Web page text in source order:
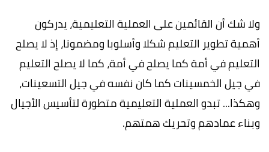
ولا شك أن القائمين على العملية التعليمية، يدركون
أهمية تطوير التعليم شكلا وأسلوبا ومضمونا، إذ لا يصلح
التعليم في أمة كما يصلح في أمة، كما لا يصلح التعليم
في جيل الخمسينات كما كان نفسه في جيل التسعينات،
وهكذا... تبدو العملية التعليمية متطورة لتأسيس الأجيال
وبناء عمادهم وتحريك همتهم.